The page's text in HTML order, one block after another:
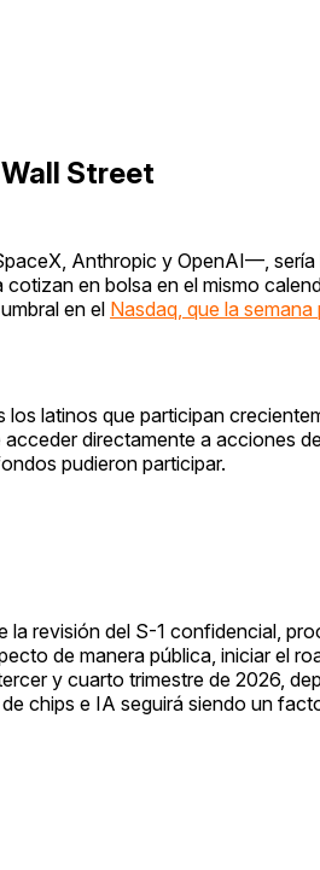
Street
Anthropic y OpenAI—, sería
en bolsa en el mismo
en el Nasdaq, que la
latinos que participan
directamente a acciones
pudieron participar.
la revisión del S-1 confidencial,
de manera pública, iniciar el
y cuarto trimestre de 2026,
chips e IA seguirá siendo un